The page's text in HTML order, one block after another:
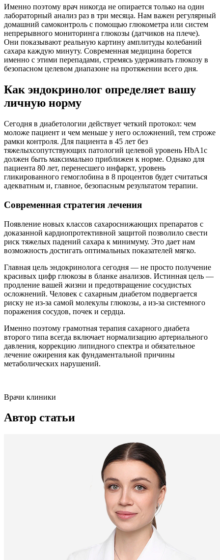
Именно поэтому врач никогда не опирается только на один
лабораторный анализ раз в три месяца. Нам важен регулярный
домашний самоконтроль с помощью глюкометра или систем
непрерывного мониторинга глюкозы (датчиков на плече).
Они показывают реальную картину амплитуды колебаний
сахара каждую минуту. Современная медицина борется
именно с этими перепадами, стремясь удерживать глюкозу в
безопасном целевом диапазоне на протяжении всего дня.
Как эндокринолог определяет вашу
личную норму
Сегодня в диабетологии действует четкий протокол: чем
моложе пациент и чем меньше у него осложнений, тем строже
рамки контроля. Для пациента в 45 лет без
тяжелыхсопутствующих патологий целевой уровень HbA1c
должен быть максимально приближен к норме. Однако для
пациента 80 лет, перенесшего инфаркт, уровень
гликированного гемоглобина в 8 процентов будет считаться
адекватным и, главное, безопасным результатом терапии.
Современная стратегия лечения
Появление новых классов сахароснижающих препаратов с
доказанной кардиопротективной защитой позволило свести
риск тяжелых падений сахара к минимуму. Это дает нам
возможность достигать оптимальных показателей мягко.
Главная цель эндокринолога сегодня — не просто получение
красивых цифр глюкозы в бланке анализов. Истинная цель —
продление вашей жизни и предотвращение сосудистых
осложнений. Человек с сахарным диабетом подвергается
риску не из-за самой молекулы глюкозы, а из-за системного
поражения сосудов, почек и сердца.
Именно поэтому грамотная терапия сахарного диабета
второго типа всегда включает нормализацию артериального
давления, коррекцию липидного спектра и обязательное
лечение ожирения как фундаментальной причины
метаболических нарушений.
Врачи клиники
Автор статьи